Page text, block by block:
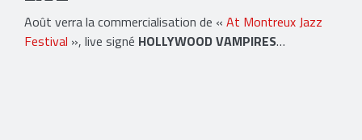
Août verra la commercialisation de « At Montreux Jazz
Festival », live signé HOLLYWOOD VAMPIRES…